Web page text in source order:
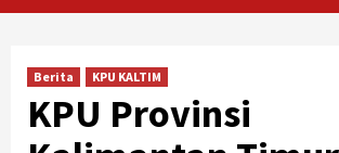
Berita KPU KALTIM
KPU Provinsi